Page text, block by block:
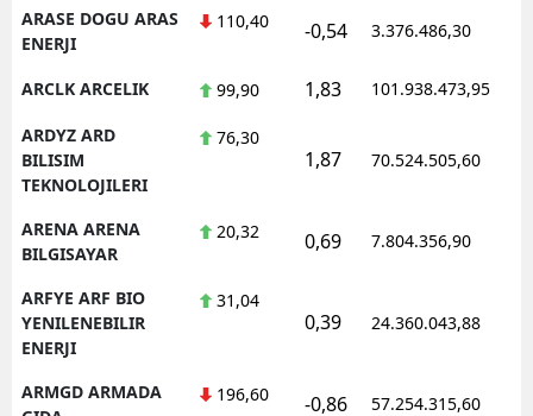
ARASE DOGU ARAS
ENERJI
110,40 -0,54 3.376.486,30
ARCLK ARCELIK 99,90 1,83 101.938.473,95
ARDYZ ARD
BILISIM
TEKNOLOJILERI
76,30
1,87 70.524.505,60
ARENA ARENA
BILGISAYAR
20,32 0,69 7.804.356,90
ARFYE ARF BIO
YENILENEBILIR
ENERJI
31,04
0,39 24.360.043,88
ARMGD ARMADA
196,60 -0,86 57.254.315,60